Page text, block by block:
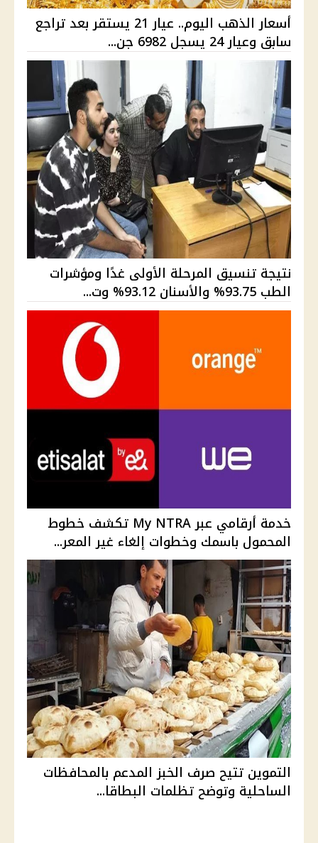
أسعار الذهب اليوم.. عيار 21 يستقر بعد تراجع
سابق وعيار 24 يسجل 6982 جن...
نتيجة تنسيق المرحلة الأولى غدًا ومؤشرات
الطب 93.75% والأسنان 93.12% وت...
خدمة أرقامي عبر My NTRA تكشف خطوط
المحمول باسمك وخطوات إلغاء غير المعر...
التموين تتيح صرف الخبز المدعم بالمحافظات
الساحلية وتوضح تظلمات البطاقا...